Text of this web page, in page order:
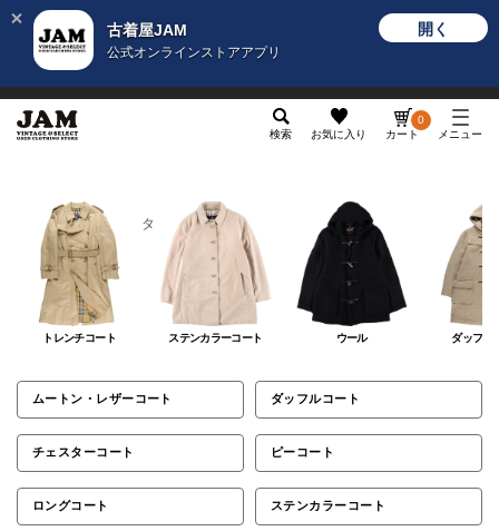
古着屋JAM
公式オンラインストアアプリ
開く
検索 お気に入り カート
0
メニュー
メンズ アウター コート
コート
トレンチコート ステンカラーコート ウール ダッフル
ムートン・レザーコート ダッフルコート
チェスターコート ピーコート
ロングコート ステンカラーコート